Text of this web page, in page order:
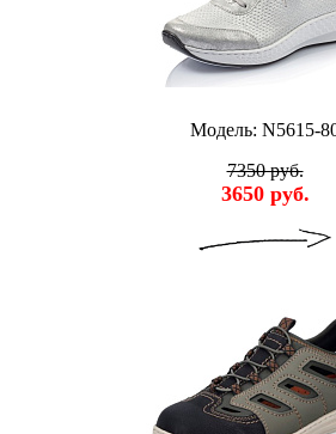
Модель: N5615-
7350 руб.
3650 руб.